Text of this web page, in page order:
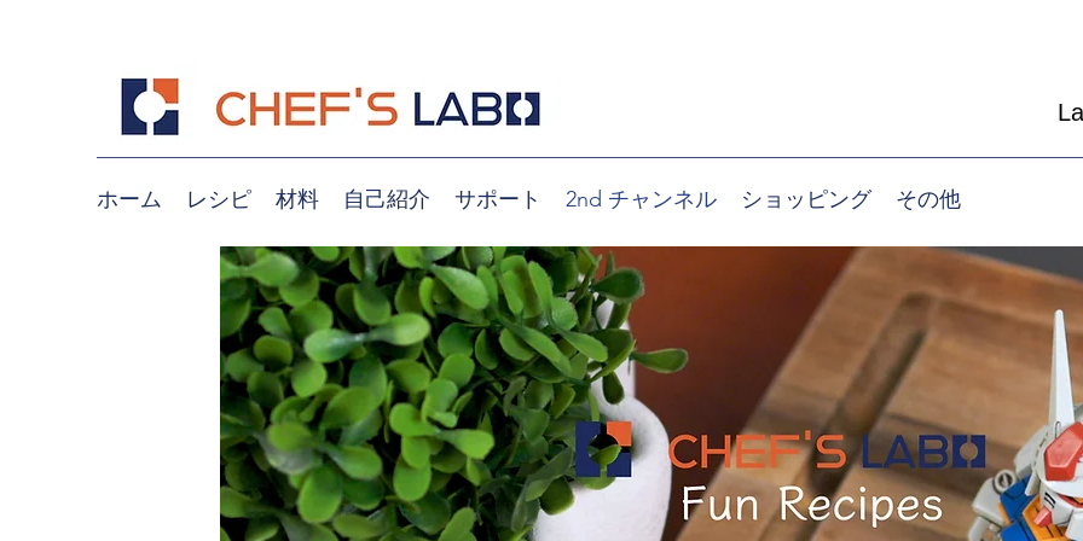
ホーム レシピ 材料 自己紹介 サポート 2nd チャンネル ショッピング その他